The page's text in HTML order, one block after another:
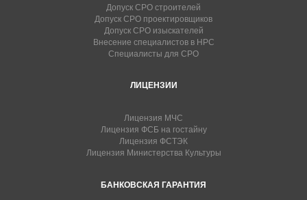
Допуск СРО строителей
Допуск СРО проектировщиков
Допуск СРО изыскателей
Внесение специалистов в НРС
Специалисты для СРО
ЛИЦЕНЗИИ
Лицензия МЧС
Лицензия ФСБ на гостайну
Лицензия ФСТЭК
Лицензия Министерства Культуры
БАНКОВСКАЯ ГАРАНТИЯ